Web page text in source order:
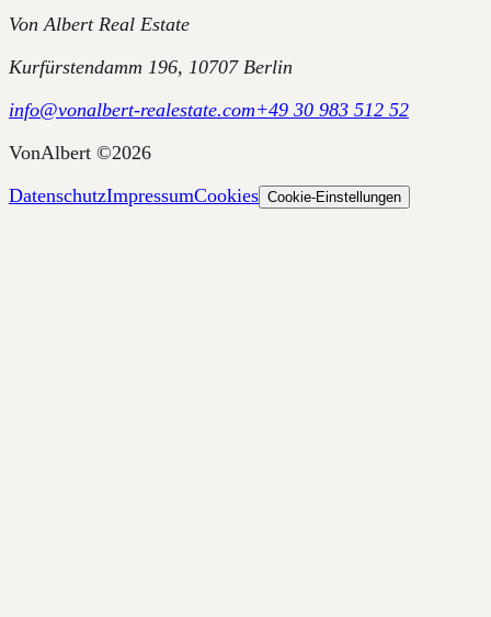
Von Albert Real Estate
Kurfürstendamm 196, 10707 Berlin
info@vonalbert-realestate.com+49 30 983 512 52
VonAlbert ©2026
DatenschutzImpressumCookies Cookie-Einstellungen